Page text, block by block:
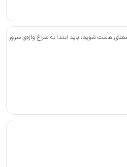
هاست شویم، باید ابتدا به سراغ واژه‌ی سرور